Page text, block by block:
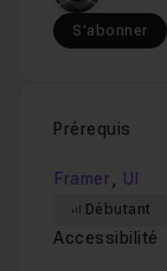
S'abonner
Prérequis
Framer , UI
Débutant
Accessibilité